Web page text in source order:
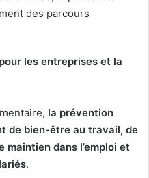
des parcours
les entreprises et la
la prévention
de bien-être au travail, de
maintien dans l’emploi et
.